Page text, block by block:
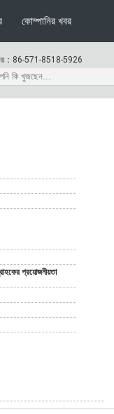
কোম্পানির খবর
： 86-571-8518-5926
প্রয়োজনীয়তা